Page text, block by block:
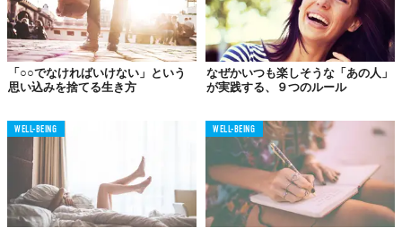
例えば、あなたが「営業成績が悪いので幸せになれない」と思い
込んでいたとしましょう。
はい、おめでとうございます。営業成績がパッとしないままだっ
「○○でなければいけない」という
思い込みを捨てる生き方
なぜかいつも楽しそうな「あの人」
が実践する、９つのルール
WELL-BEING WELL-BEING